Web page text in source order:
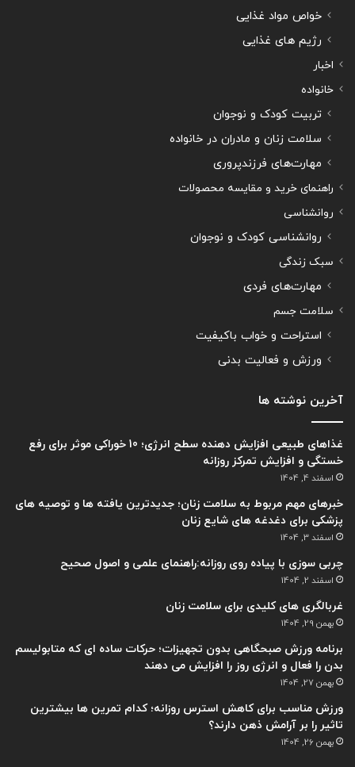
خواص مواد غذایی
رژیم های غذایی
اخبار
خانواده
تربیت کودک و نوجوان
سلامت زنان و مادران در خانواده
مهارت‌های فرزندپروری
راهنمای خرید و مقایسه محصولات
روانشناسی
روانشناسی کودک و نوجوان
سبک زندگی
مهارت‌های فردی
سلامت جسم
استراحت و خواب باکیفیت
ورزش و فعالیت بدنی
آخرین نوشته ها
غذاهای طبیعی افزایش دهنده سطح انرژی؛ 10 خوراکی موثر برای رفع
خستگی و افزایش تمرکز روزانه
اسفند 4, 1404
خبرهای مهم مربوط به سلامت زنان؛ جدیدترین یافته ها و توصیه های
پزشکی برای دغدغه های شایع زنان
اسفند 3, 1404
چربی سوزی با پیاده روی روزانه:راهنمای علمی و اصول صحیح
اسفند 2, 1404
غربالگری های کلیدی برای سلامت زنان
بهمن 29, 1404
برنامه ورزش صبحگاهی بدون تجهیزات؛ حرکات ساده ای که متابولیسم
بدن را فعال و انرژی روز را افزایش می دهند
بهمن 27, 1404
ورزش مناسب برای کاهش استرس روزانه؛ کدام تمرین ها بیشترین
تاثیر را بر آرامش ذهن دارند؟
بهمن 26, 1404